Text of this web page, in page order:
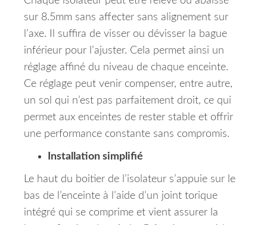
sur 8.5mm sans affecter sans alignement sur
l’axe. Il suffira de visser ou dévisser la bague
inférieur pour l’ajuster. Cela permet ainsi un
réglage affiné du niveau de chaque enceinte.
Ce réglage peut venir compenser, entre autre,
un sol qui n’est pas parfaitement droit, ce qui
permet aux enceintes de rester stable et offrir
une performance constante sans compromis.
Installation simplifié
Le haut du boitier de l’isolateur s’appuie sur le
bas de l’enceinte à l’aide d’un joint torique
intégré qui se comprime et vient assurer la